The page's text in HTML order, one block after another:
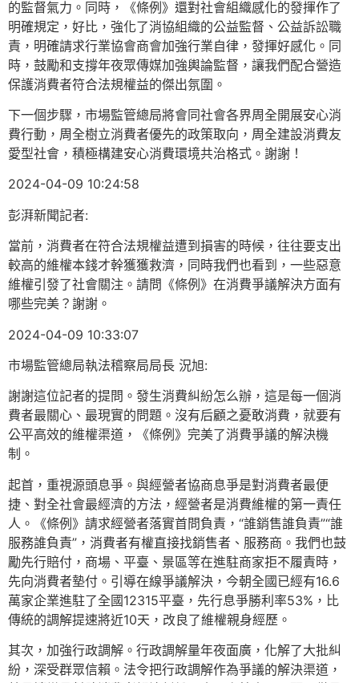
的監督氣力。同時，《條例》還對社會組織感化的發揮作了
明確規定，好比，強化了消協組織的公益監督、公益訴訟職
責，明確請求行業協會商會加強行業自律，發揮好感化。同
時，鼓勵和支撐年夜眾傳媒加強輿論監督，讓我們配合營造
保護消費者符合法規權益的傑出氛圍。
下一個步驟，市場監管總局將會同社會各界周全開展安心消
費行動，周全樹立消費者優先的政策取向，周全建設消費友
愛型社會，積極構建安心消費環境共治格式。謝謝！
2024-04-09 10:24:58
彭湃新聞記者:
當前，消費者在符合法規權益遭到損害的時候，往往要支出
較高的維權本錢才幹獲獲救濟，同時我們也看到，一些惡意
維權引發了社會關注。請問《條例》在消費爭議解決方面有
哪些完美？謝謝。
2024-04-09 10:33:07
市場監管總局執法稽察局局長 況旭:
謝謝這位記者的提問。發生消費糾紛怎么辦，這是每一個消
費者最關心、最現實的問題。沒有后顧之憂敢消費，就要有
公平高效的維權渠道，《條例》完美了消費爭議的解決機
制。
起首，重視源頭息爭。與經營者協商息爭是對消費者最便
捷、對全社會最經濟的方法，經營者是消費維權的第一責任
人。《條例》請求經營者落實首問負責，“誰銷售誰負責”“誰
服務誰負責”，消費者有權直接找銷售者、服務商。我們也鼓
勵先行賠付，商場、平臺、景區等在進駐商家拒不履責時，
先向消費者墊付。引導在線爭議解決，今朝全國已經有16.6
萬家企業進駐了全國12315平臺，先行息爭勝利率53%，比
傳統的調解提速將近10天，改良了維權親身經歷。
其次，加強行政調解。行政調解量年夜面廣，化解了大批糾
紛，深受群眾信賴。法令把行政調解作為爭議的解決渠道，